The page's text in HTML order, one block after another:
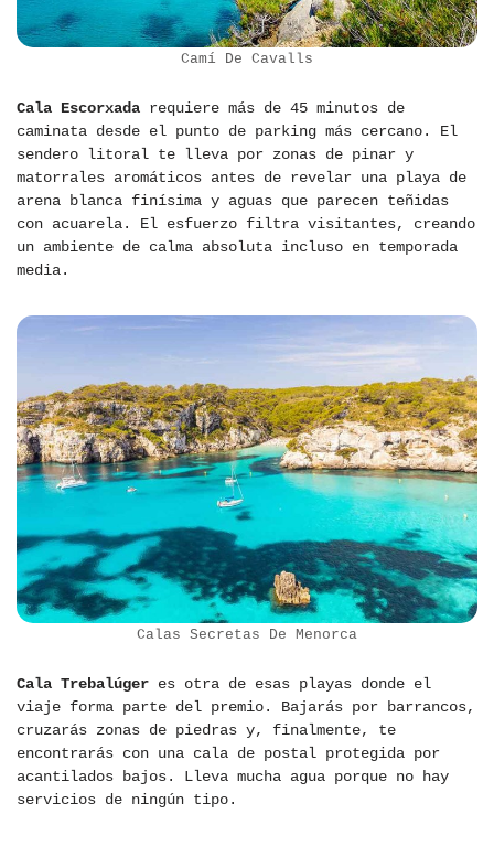
Camí De Cavalls
Cala Escorxada requiere más de 45 minutos de
caminata desde el punto de parking más cercano. El
sendero litoral te lleva por zonas de pinar y
matorrales aromáticos antes de revelar una playa de
arena blanca finísima y aguas que parecen teñidas
con acuarela. El esfuerzo filtra visitantes, creando
un ambiente de calma absoluta incluso en temporada
media.
Calas Secretas De Menorca
Cala Trebalúger es otra de esas playas donde el
viaje forma parte del premio. Bajarás por barrancos,
cruzarás zonas de piedras y, finalmente, te
encontrarás con una cala de postal protegida por
acantilados bajos. Lleva mucha agua porque no hay
servicios de ningún tipo.